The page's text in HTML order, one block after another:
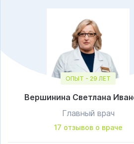
ОПЫТ - 29 ЛЕТ
Вершинина Светлана
Главный врач
17 отзывов о враче